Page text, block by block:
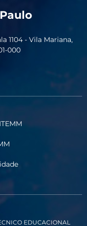
1104 - Vila Mariana,
000
EDUCACIONAL